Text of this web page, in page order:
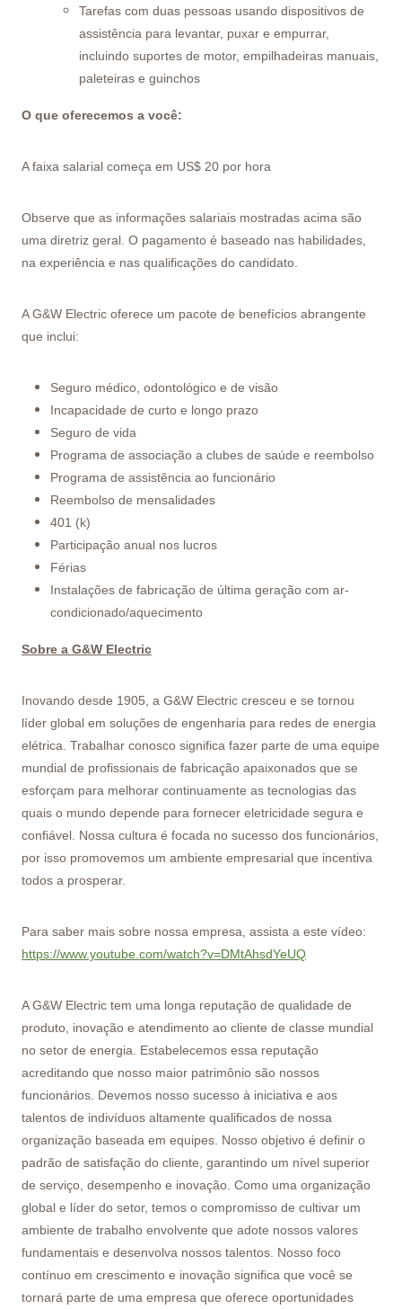
Tarefas com duas pessoas usando dispositivos de
assistência para levantar, puxar e empurrar,
incluindo suportes de motor, empilhadeiras manuais,
paleteiras e guinchos
O que oferecemos a você:
A faixa salarial começa em US$ 20 por hora
Observe que as informações salariais mostradas acima são
uma diretriz geral. O pagamento é baseado nas habilidades,
na experiência e nas qualificações do candidato.
A G&W Electric oferece um pacote de benefícios abrangente
que inclui:
Seguro médico, odontológico e de visão
Incapacidade de curto e longo prazo
Seguro de vida
Programa de associação a clubes de saúde e reembolso
Programa de assistência ao funcionário
Reembolso de mensalidades
401 (k)
Participação anual nos lucros
Férias
Instalações de fabricação de última geração com ar-
condicionado/aquecimento
Sobre a G&W Electric
Inovando desde 1905, a G&W Electric cresceu e se tornou
líder global em soluções de engenharia para redes de energia
elétrica. Trabalhar conosco significa fazer parte de uma equipe
mundial de profissionais de fabricação apaixonados que se
esforçam para melhorar continuamente as tecnologias das
quais o mundo depende para fornecer eletricidade segura e
confiável. Nossa cultura é focada no sucesso dos funcionários,
por isso promovemos um ambiente empresarial que incentiva
todos a prosperar.
Para saber mais sobre nossa empresa, assista a este vídeo:
https://www.youtube.com/watch?v=DMtAhsdYeUQ
A G&W Electric tem uma longa reputação de qualidade de
produto, inovação e atendimento ao cliente de classe mundial
no setor de energia. Estabelecemos essa reputação
acreditando que nosso maior patrimônio são nossos
funcionários. Devemos nosso sucesso à iniciativa e aos
talentos de indivíduos altamente qualificados de nossa
organização baseada em equipes. Nosso objetivo é definir o
padrão de satisfação do cliente, garantindo um nível superior
de serviço, desempenho e inovação. Como uma organização
global e líder do setor, temos o compromisso de cultivar um
ambiente de trabalho envolvente que adote nossos valores
fundamentais e desenvolva nossos talentos. Nosso foco
contínuo em crescimento e inovação significa que você se
tornará parte de uma empresa que oferece oportunidades